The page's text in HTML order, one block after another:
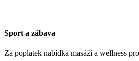
Sport a zábava
Za poplatek nabídka masáží a wellness